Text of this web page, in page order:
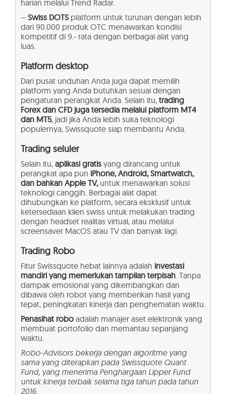
harian melalui Trend Radar.
– Swiss DOTS platform untuk turunan dengan lebih
dari 90.000 produk OTC menawarkan kondisi
kompetitif di 9.- rata dengan berbagai alat yang
luas.
Platform desktop
Dari pusat unduhan Anda juga dapat memilih
platform yang Anda butuhkan sesuai dengan
pengaturan perangkat Anda. Selain itu, trading
Forex dan CFD juga tersedia melalui platform MT4
dan MT5, jadi jika Anda lebih suka teknologi
populernya, Swissquote siap membantu Anda.
Trading seluler
Selain itu, aplikasi gratis yang dirancang untuk
perangkat apa pun iPhone, Android, Smartwatch,
dan bahkan Apple TV,untuk menawarkan solusi
teknologi canggih. Berbagai alat dapat
dihubungkan ke platform, secara eksklusif untuk
ketersediaan klien swiss untuk melakukan trading
dengan headset realitas virtual, atau melalui
screensaver MacOS atau TV dan banyak lagi.
Trading Robo
Fitur Swissquote hebat lainnya adalah investasi
mandiri yang memerlukan tampilan terpisah. Tanpa
dampak emosional yang dikembangkan dan
dibawa oleh robot yang memberikan hasil yang
tepat, peningkatan kinerja dan penghematan waktu.
Penasihat robo adalah manajer aset elektronik yang
membuat portofolio dan memantau sepanjang
waktu.
Robo-Advisors bekerja dengan algoritme yang
sama yang diterapkan pada Swissquote Quant
Fund, yang menerima Penghargaan Lipper Fund
untuk kinerja terbaik selama tiga tahun pada tahun
2016.